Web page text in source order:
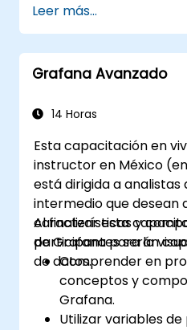
Personalizar
con datos.
Configurar un
velocidades de
Leer más...
Grafana Avanzado
14 Horas
Esta capacitación en
instructor en México
está dirigida a analistas
intermedio que desean
características y
de Grafana para la
de datos.
Al finalizar esta
participantes serán
Comprender en
conceptos y
Grafana.
Utilizar variables